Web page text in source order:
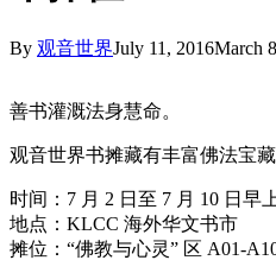
By 观音世界July 11, 2016March
善书灌溉法身慧命。
观音世界书摊藏有丰富佛法宝
时间：7 月 2 日至 7 月 10 日早
地点：KLCC 海外华文书市
摊位：“佛教与心灵” 区 A01-